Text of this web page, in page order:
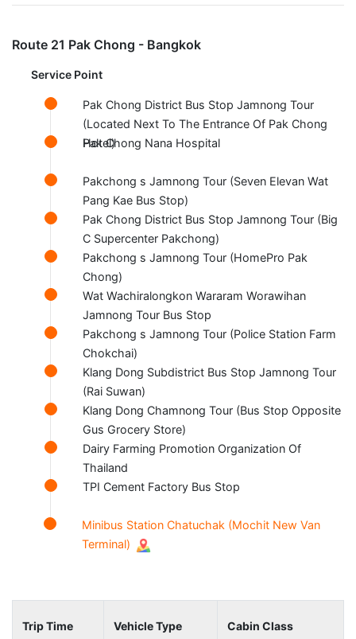
Route 21 Pak Chong - Bangkok
Service Point
Pak Chong District Bus Stop Jamnong Tour
(Located Next To The Entrance Of Pak Chong
Hotel)
Pak Chong Nana Hospital
Pakchong s Jamnong Tour (Seven Elevan Wat
Pang Kae Bus Stop)
Pak Chong District Bus Stop Jamnong Tour (Big
C Supercenter Pakchong)
Pakchong s Jamnong Tour (HomePro Pak
Chong)
Wat Wachiralongkon Wararam Worawihan
Jamnong Tour Bus Stop
Pakchong s Jamnong Tour (Police Station Farm
Chokchai)
Klang Dong Subdistrict Bus Stop Jamnong Tour
(Rai Suwan)
Klang Dong Chamnong Tour (Bus Stop Opposite
Gus Grocery Store)
Dairy Farming Promotion Organization Of
Thailand
TPI Cement Factory Bus Stop
Minibus Station Chatuchak (Mochit New Van
Terminal)
Trip Time Vehicle Type Cabin Class